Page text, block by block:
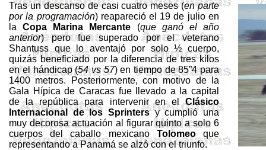
Tras un descanso de casi cuatro meses (en parte
por la programación) reapareció el 19 de julio en
laCopa Marina Mercante (que ganó el año
anterior) pero fue superado por el veterano
Shantussque lo aventajó por solo ½ cuerpo,
quizás beneficiado por la diferencia de tres kilos
en el hándicap (54 vs 57) en tiempo de 85”4 para
1400 metros. Posteriormente, con motivo de la
Gala Hípica de Caracas fue llevado a la capital
de la república para intervenir en elClásico
Internacional de los Sprintersy cumplió una
muy decorosa actuación al figurar quinto a solo 6
cuerpos del caballo mexicanoTolomeoque
representando a Panamá se alzó con el triunfo.